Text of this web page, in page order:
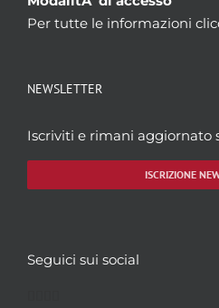
Per tutte le informazioni
NEWSLETTER
Iscriviti e rimani aggiornato
ISCRIZIONE
Seguici sui social